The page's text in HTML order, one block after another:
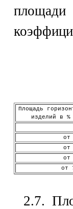
Площадь
изделий в
от
от
от
2.7.